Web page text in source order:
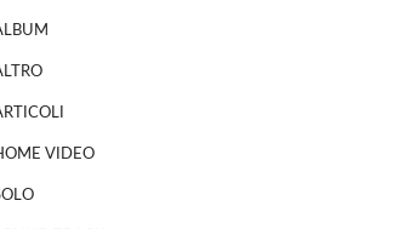
VIDEO